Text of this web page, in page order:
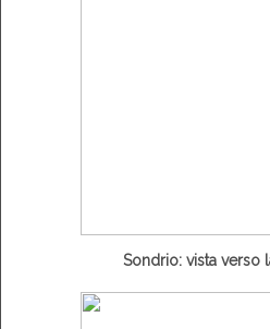
Sondrio: vista verso